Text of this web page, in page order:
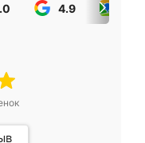
4.9